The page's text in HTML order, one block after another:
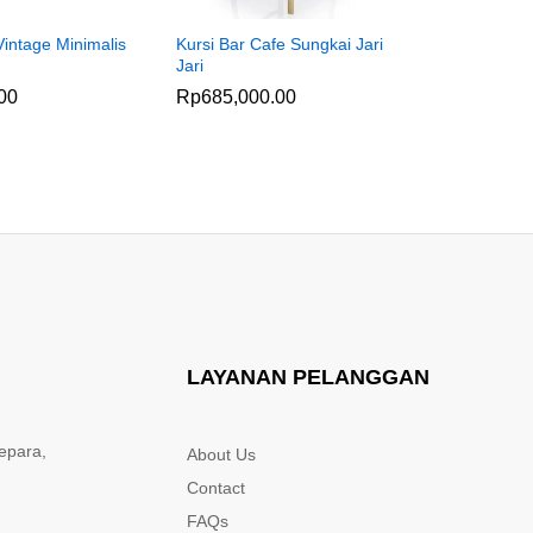
Minimalis
Kursi Bar Cafe Sungkai Jari
Jari
Rp685,000.00
LAYANAN PELANGGAN
About Us
Contact
FAQs